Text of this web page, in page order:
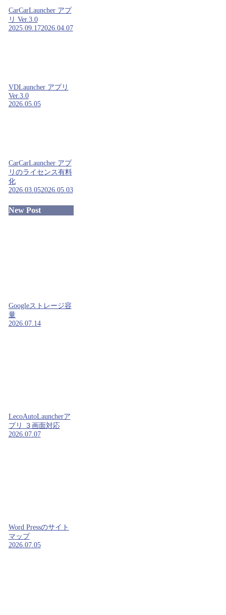
CarCarLauncher アプ
リ Ver.3.0
2025.09.172026.04.07
VDLauncher アプリ
Ver.3.0
2026.05.05
CarCarLauncher アプ
リのライセンス有料
化
2026.03.052026.05.03
New Post
Googleストレージ容
量
2026.07.14
LecoAutoLauncherア
プリ ３画面対応
2026.07.07
Word Pressのサイト
マップ
2026.07.05